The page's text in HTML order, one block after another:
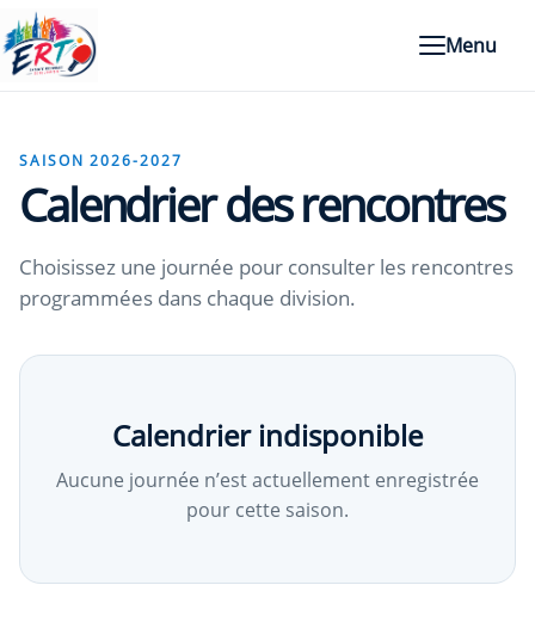
Menu
SAISON 2026-2027
Calendrier des rencontres
Choisissez une journée pour consulter les rencontres
programmées dans chaque division.
Calendrier indisponible
Aucune journée n’est actuellement enregistrée
pour cette saison.